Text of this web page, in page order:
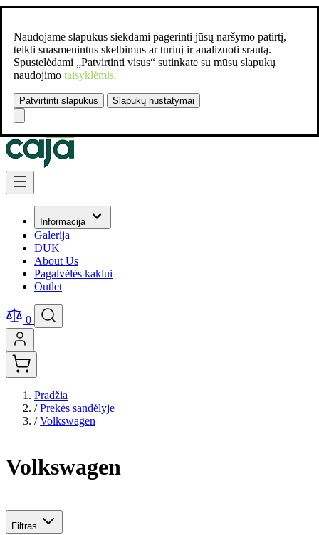
Naudojame slapukus siekdami pagerinti jūsų naršymo patirtį,
teikti suasmenintus skelbimus ar turinį ir analizuoti srautą.
Spustelėdami „Patvirtinti visus“ sutinkate su mūsų slapukų
naudojimo taisyklėmis.
Patvirtinti slapukus Slapukų nustatymai
Susisiekite:
Skip to Content
Informacija
Galerija
DUK
About Us
Pagalvėlės kaklui
Outlet
0
Pradžia
/ Prekės sandėlyje
/ Volkswagen
Volkswagen
Filtras